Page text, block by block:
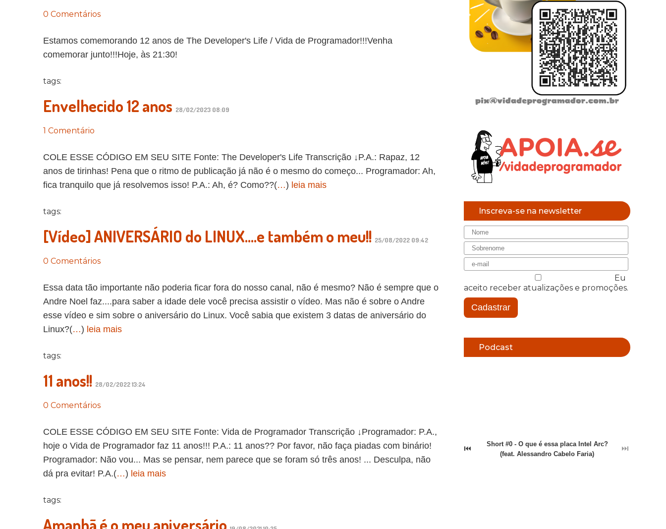
0 Comentários
Estamos comemorando 12 anos de The Developer's Life / Vida de Programador!!!Venha
comemorar junto!!!Hoje, às 21:30!
tags:
Envelhecido 12 anos 28/02/2023 08:09
1 Comentário
COLE ESSE CÓDIGO EM SEU SITE Fonte: The Developer's Life Transcrição ↓P.A.: Rapaz, 12
anos de tirinhas! Pena que o ritmo de publicação já não é o mesmo do começo... Programador: Ah,
fica tranquilo que já resolvemos isso! P.A.: Ah, é? Como??(…) leia mais
tags:
[Vídeo] ANIVERSÁRIO do LINUX....e também o meu!! 25/08/2022 09:42
0 Comentários
Essa data tão importante não poderia ficar fora do nosso canal, não é mesmo? Não é sempre que o
Andre Noel faz....para saber a idade dele você precisa assistir o vídeo. Mas não é sobre o Andre
esse vídeo e sim sobre o aniversário do Linux. Você sabia que existem 3 datas de aniversário do
Linux?(…) leia mais
tags:
11 anos!! 28/02/2022 13:24
0 Comentários
COLE ESSE CÓDIGO EM SEU SITE Fonte: Vida de Programador Transcrição ↓Programador: P.A.,
hoje o Vida de Programador faz 11 anos!!! P.A.: 11 anos?? Por favor, não faça piadas com binário!
Programador: Não vou... Mas se pensar, nem parece que se foram só três anos! ... Desculpa, não
dá pra evitar! P.A.(…) leia mais
tags:
Amanhã é o meu aniversário
Inscreva-se na newsletter
Eu
aceito receber atualizações e promoções.
Cadastrar
Podcast
⏮
Short #0 - O que é essa placa Intel Arc?
(feat. Alessandro Cabelo Faria)
⏭